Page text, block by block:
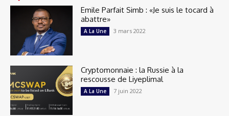
Emile Parfait Simb : «Je suis le tocard à
abattre»
A La Une 3 mars 2022
Cryptomonnaie : la Russie à la
rescousse de Liyeplimal
A La Une 7 juin 2022